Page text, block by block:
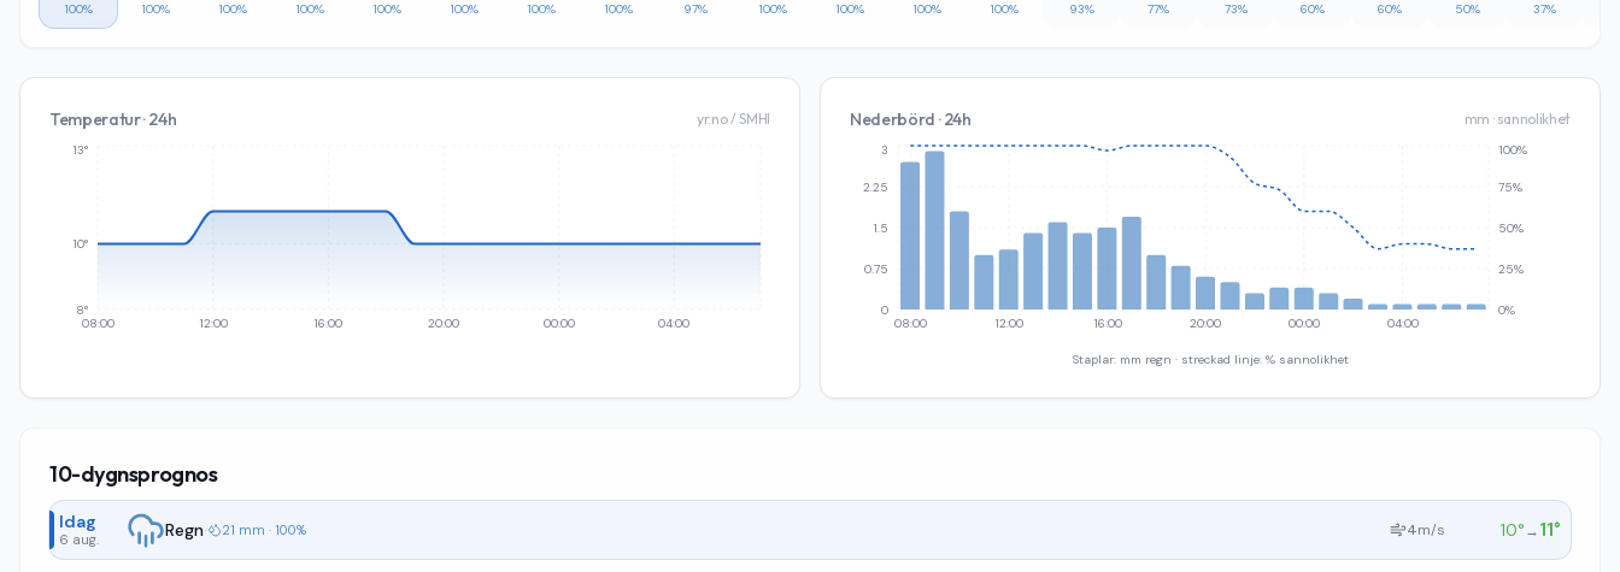
100% 100% 100% 100% 100% 100% 100% 100% 97% 100% 100% 100% 100% 93% 77% 73% 60% 60% 50% 37%
Temperatur · 24h yr.no / SMHI
08:00 12:00 16:00 20:00 00:00 04:00
8°
10°
13°
Nederbörd · 24h mm · sannolikhet
08:00 12:00 16:00 20:00 00:00 04:00
0
0.75
1.5
2.25
3
0%
25%
50%
75%
100%
Staplar: mm regn · streckad linje: % sannolikhet
10-dygnsprognos
Idag
6 aug. Regn· 21 mm · 100% 4m/s 10°→11°